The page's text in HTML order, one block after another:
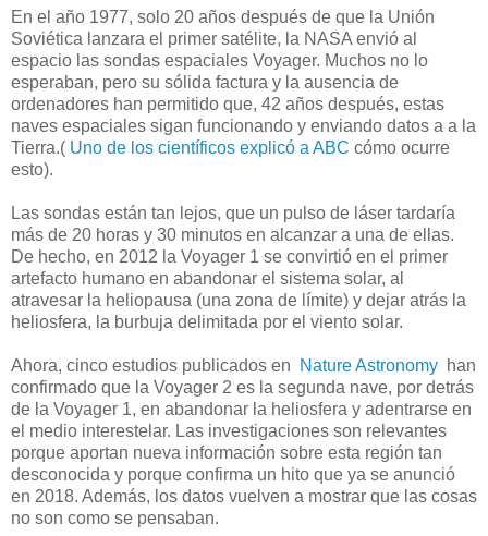
En el año 1977, solo 20 años después de que la Unión
Soviética lanzara el primer satélite, la NASA envió al
espacio las sondas espaciales Voyager. Muchos no lo
esperaban, pero su sólida factura y la ausencia de
ordenadores han permitido que, 42 años después, estas
naves espaciales sigan funcionando y enviando datos a a la
Tierra.( Uno de los científicos explicó a ABC cómo ocurre
esto).
Las sondas están tan lejos, que un pulso de láser tardaría
más de 20 horas y 30 minutos en alcanzar a una de ellas.
De hecho, en 2012 la Voyager 1 se convirtió en el primer
artefacto humano en abandonar el sistema solar, al
atravesar la heliopausa (una zona de límite) y dejar atrás la
heliosfera, la burbuja delimitada por el viento solar.
Ahora, cinco estudios publicados en Nature Astronomy han
confirmado que la Voyager 2 es la segunda nave, por detrás
de la Voyager 1, en abandonar la heliosfera y adentrarse en
el medio interestelar. Las investigaciones son relevantes
porque aportan nueva información sobre esta región tan
desconocida y porque confirma un hito que ya se anunció
en 2018. Además, los datos vuelven a mostrar que las cosas
no son como se pensaban.